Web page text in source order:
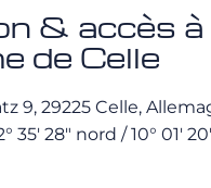
& accès à
de Celle
9, 29225 Celle,
35′ 28″ nord / 10° 01′